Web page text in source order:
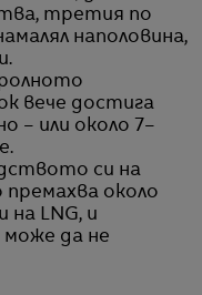
третия по
наполовина,
вече достига
– или около 7–
си на
около
на LNG, и
може да не